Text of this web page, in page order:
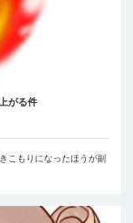
がる件
こもりになったほうが副